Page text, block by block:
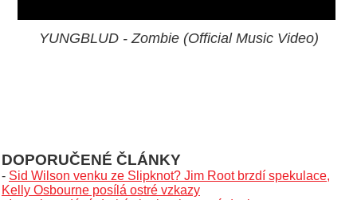
YUNGBLUD - Zombie (Official Music Video)
DOPORUČENÉ ČLÁNKY
- Sid Wilson venku ze Slipknot? Jim Root brzdí spekulace,
Kelly Osbourne posílá ostré vzkazy